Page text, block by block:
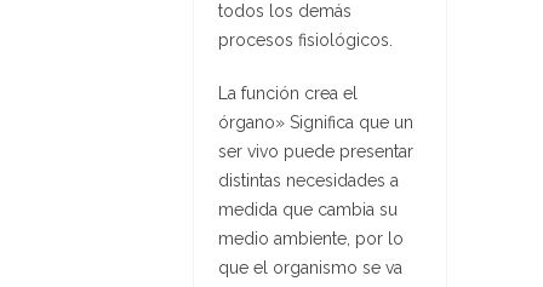
todos los demás
procesos fisiológicos.
La función crea el
órgano» Significa que un
ser vivo puede presentar
distintas necesidades a
medida que cambia su
medio ambiente, por lo
que el organismo se va